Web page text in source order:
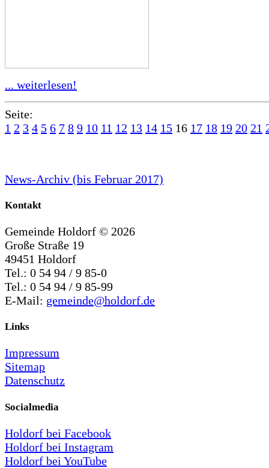
... weiterlesen!
Seite:
1 2 3 4 5 6 7 8 9 10 11 12 13 14 15 16 17 18 19 20 21
News-Archiv (bis Februar 2017)
Kontakt
Gemeinde Holdorf © 2026
Große Straße 19
49451 Holdorf
Tel.: 0 54 94 / 9 85-0
Tel.: 0 54 94 / 9 85-99
E-Mail: gemeinde@holdorf.de
Links
Impressum
Sitemap
Datenschutz
Socialmedia
Holdorf bei Facebook
Holdorf bei Instagram
Holdorf bei YouTube